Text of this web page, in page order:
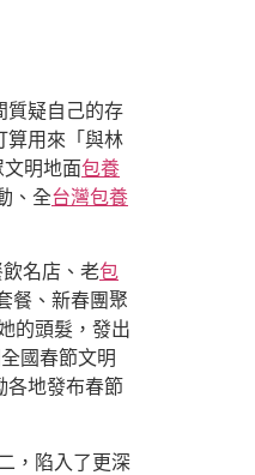
質疑自己的存
算用來「與林
明地面包養
、全台灣包養
名店、老包
餐、新春團聚
的頭髮，發出
國春節文明
各地發布春節
，陷入了更深